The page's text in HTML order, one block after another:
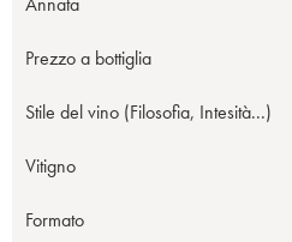
Prezzo a bottiglia
Stile del vino (Filosofia, Intesità...)
Vitigno
Formato